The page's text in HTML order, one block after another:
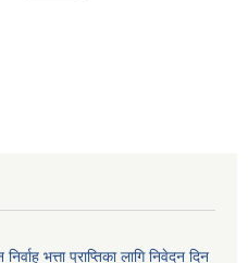
भत्ता प्राप्तिका लागि निवेदन दिन